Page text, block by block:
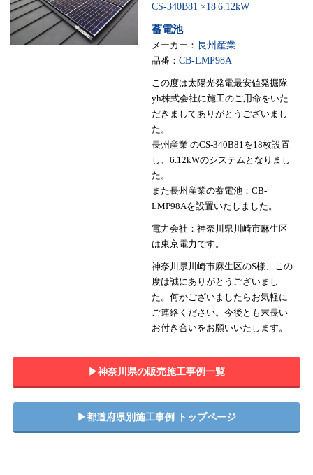
CS-340B81 ×18 6.12kW
蓄電池
メーカー： 長州産業
品番： CB-LMP98A
この度は太陽光発電最安値発掘隊
yh株式会社に施工のご用命をいた
だきましてありがとうございまし
た。
長州産業 のCS-340B81を18枚設置
し、6.12kWのシステムとなりまし
た。
また長州産業の蓄電池：CB-
LMP98Aを設置いたしました。
電力会社：神奈川県川崎市麻生区
は東京電力です。
神奈川県川崎市麻生区のS様、この
度は誠にありがとうございまし
た。何かございましたらお気軽に
ご連絡ください。今後とも末長い
お付き合いをお願いいたします。
▶︎神奈川県の販売施工事例一覧
▶︎都道府県別施工事例 トップページ